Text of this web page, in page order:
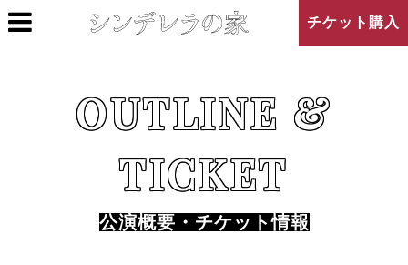
チケット購入
OUTLINE &
TICKET
公演概要・チケット情報